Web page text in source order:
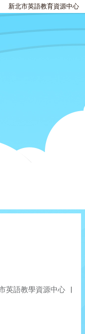
新北市英語教育資源中心
英語教學資源中心 |